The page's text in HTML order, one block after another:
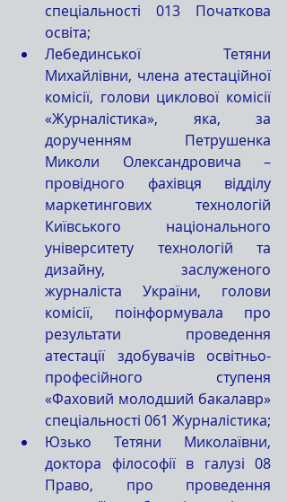
спеціальності 013 Початкова
освіта;
Лебединської Тетяни
Михайлівни, члена атестаційної
комісії, голови циклової комісії
«Журналістика», яка, за
дорученням Петрушенка
Миколи Олександровича –
провідного фахівця відділу
маркетингових технологій
Київського національного
університету технологій та
дизайну, заслуженого
журналіста України, голови
комісії, поінформувала про
результати проведення
атестації здобувачів освітньо-
професійного ступеня
«Фаховий молодший бакалавр»
спеціальності 061 Журналістика;
Юзько Тетяни Миколаївни,
доктора філософії в галузі 08
Право, про проведення